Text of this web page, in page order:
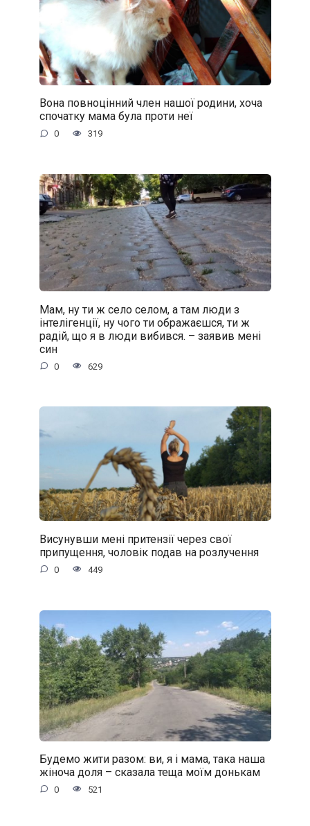
Вона повноцінний член нашої родини, хоча
спочатку мама була проти неї
0 319
Мам, ну ти ж село селом, а там люди з
інтелігенції, ну чого ти ображаєшся, ти ж
радій, що я в люди вибився. – заявив мені
син
0 629
Висунувши мені притензії через свої
припущення, чоловік подав на розлучення
0 449
Будемо жити разом: ви, я і мама, така наша
жіноча доля – сказала теща моїм донькам
0 521